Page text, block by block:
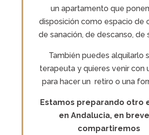
un apartamento que
disposición como espacio de
de sanación, de descanso, de
También puedes alquilarlo
terapeuta y quieres venir con
para hacer un retiro o una
Estamos preparando otro
en Andalucia, en
compartiremos